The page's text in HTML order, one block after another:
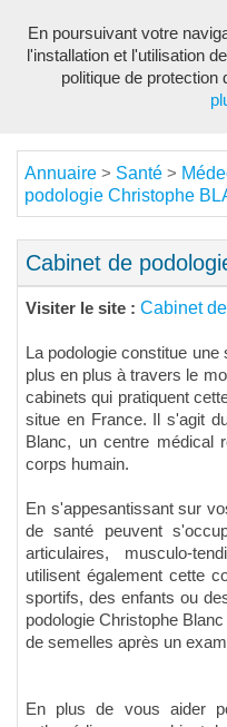
Annuaire > Santé >
podologie Christophe
Cabinet de
Visiter le site : Cabinet
La podologie constitue
plus en plus à travers le
cabinets qui pratiquent
situe en France. Il s'agit
Blanc, un centre médical
corps humain.
En s'appesantissant sur
de santé peuvent
articulaires, musculo-
utilisent également cette
sportifs, des enfants ou
podologie Christophe
de semelles après un
En plus de vous aider
En poursuivant votre
l'installation et l'utilisation
politique de protection